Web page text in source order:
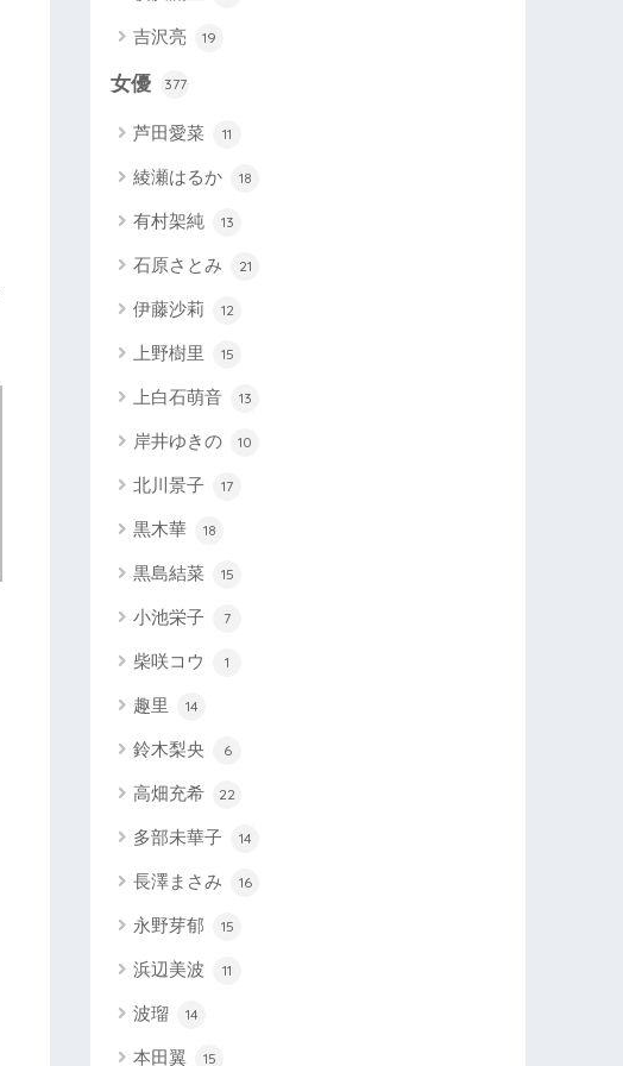
吉沢亮 19
女優 377
芦田愛菜 11
綾瀬はるか 18
有村架純 13
石原さとみ 21
伊藤沙莉 12
上野樹里 15
上白石萌音 13
岸井ゆきの 10
北川景子 17
黒木華 18
黒島結菜 15
小池栄子 7
柴咲コウ 1
趣里 14
鈴木梨央 6
高畑充希 22
多部未華子 14
長澤まさみ 16
永野芽郁 15
浜辺美波 11
波瑠 14
本田翼 15